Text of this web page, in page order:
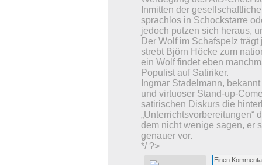
Inmitten der
sprachlos in Schockstarre
jedoch putzen sich heraus,
Der Wolf im Schafspelz
strebt Björn Höcke zum
ein Wolf findet eben
Populist auf Satiriker.
Ingmar Stadelmann,
und virtuoser Stand-up-
satirischen Diskurs die
„Unterrichtsvorbereitungen“
dem nicht wenige sagen, er
genauer vor.
*/ ?>